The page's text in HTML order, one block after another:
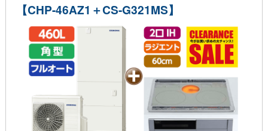
【CHP-46AZ1＋CS-G321MS】